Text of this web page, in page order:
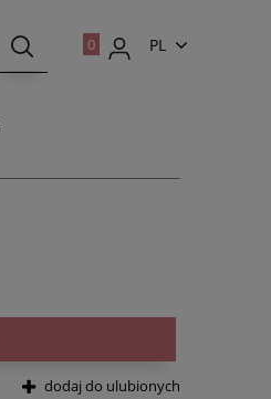
PL
dodaj do ulubionych